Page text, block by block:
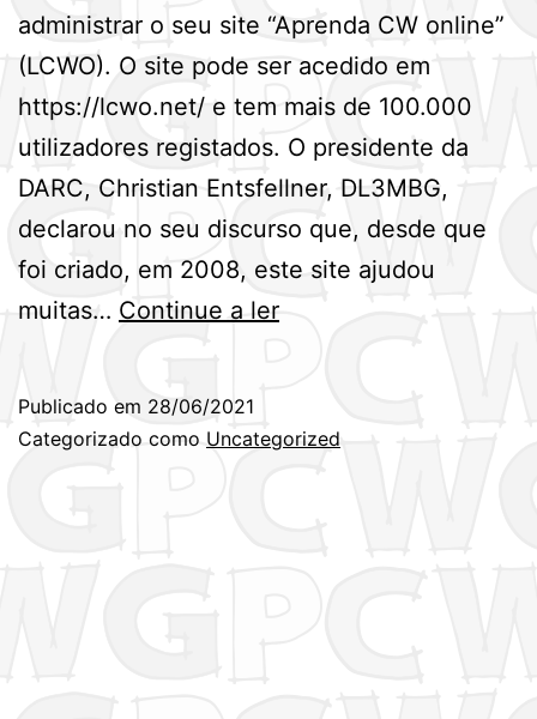
administrar o seu site “Aprenda CW online”
(LCWO). O site pode ser acedido em
https://lcwo.net/ e tem mais de 100.000
utilizadores registados. O presidente da
DARC, Christian Entsfellner, DL3MBG,
declarou no seu discurso que, desde que
foi criado, em 2008, este site ajudou
muitas… Continue a lerPrémio
Publicado em 28/06/2021
Categorizado como Uncategorized